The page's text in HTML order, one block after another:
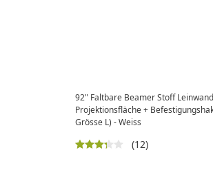
92" Faltbare Beamer Stoff
Projektionsfläche +
Grösse L) - Weiss
(12)